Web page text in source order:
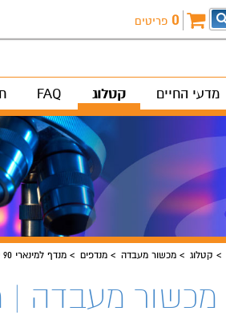
0 פריטים
מדעי החיים קטלוג FAQ
קטלוג מכשור מעבדה מנדפים מנדף למינארי 90 ס"מ
מכשור מעבדה |